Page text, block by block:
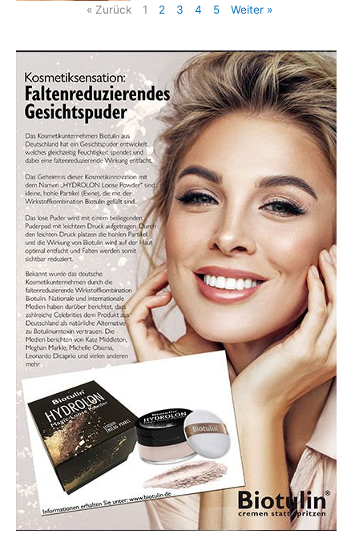
« Zurück 1 2 3 4 5 Weiter »